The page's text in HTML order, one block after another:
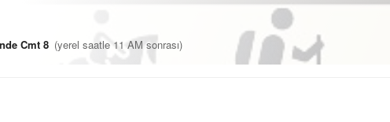
Cmt 8 (yerel saatle 11 AM sonrası)